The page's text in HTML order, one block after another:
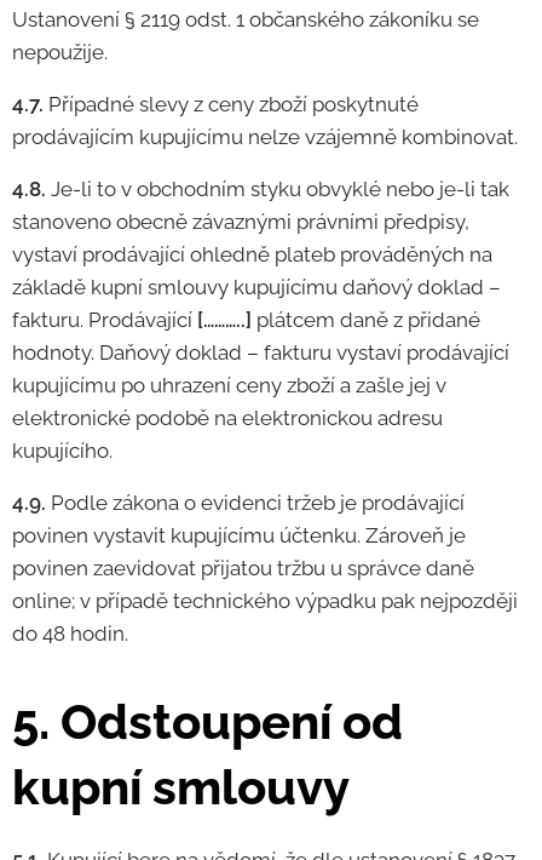
Ustanovení § 2119 odst. 1 občanského zákoníku se
nepoužije.
4.7. Případné slevy z ceny zboží poskytnuté
prodávajícím kupujícímu nelze vzájemně kombinovat.
4.8. Je-li to v obchodním styku obvyklé nebo je-li tak
stanoveno obecně závaznými právními předpisy,
vystaví prodávající ohledně plateb prováděných na
základě kupní smlouvy kupujícímu daňový doklad –
fakturu. Prodávající [………..] plátcem daně z přidané
hodnoty. Daňový doklad – fakturu vystaví prodávající
kupujícímu po uhrazení ceny zboží a zašle jej v
elektronické podobě na elektronickou adresu
kupujícího.
4.9. Podle zákona o evidenci tržeb je prodávající
povinen vystavit kupujícímu účtenku. Zároveň je
povinen zaevidovat přijatou tržbu u správce daně
online; v případě technického výpadku pak nejpozději
do 48 hodin.
5. Odstoupení od
kupní smlouvy